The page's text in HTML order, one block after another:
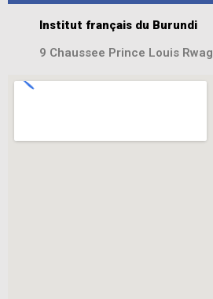
Institut français du Burundi
9 Chaussee Prince Louis